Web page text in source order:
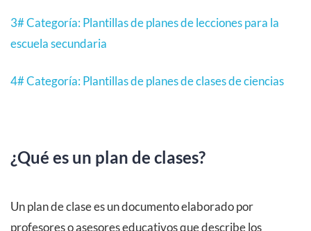
3# Categoría: Plantillas de planes de lecciones para la
escuela secundaria
4# Categoría: Plantillas de planes de clases de ciencias
¿Qué es un plan de clases?
Un plan de clase es un documento elaborado por
profesores o asesores educativos que describe los